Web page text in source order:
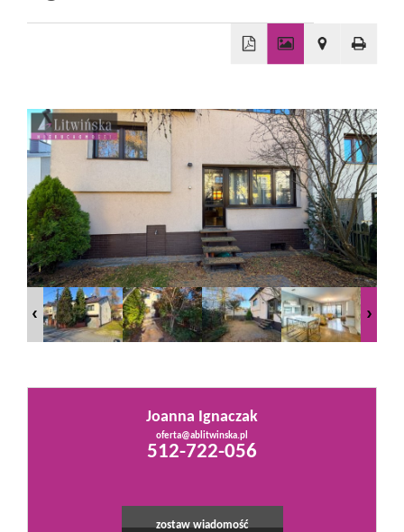
Oferta
Mieszkania
Domy
Działki
−
Joanna Ignaczak
oferta@ablitwinska.pl
512-722-056
zostaw wiadomość